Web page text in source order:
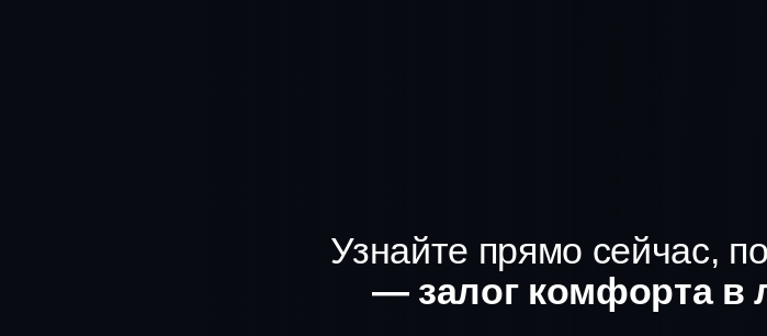
Узнайте прямо сейчас,
— залог комфорта